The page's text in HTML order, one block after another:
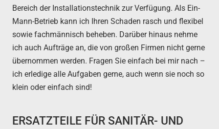
Bereich der Installationstechnik zur Verfügung. Als Ein-
Mann-Betrieb kann ich Ihren Schaden rasch und flexibel
sowie fachmännisch beheben. Darüber hinaus nehme
ich auch Aufträge an, die von großen Firmen nicht gerne
übernommen werden. Fragen Sie einfach bei mir nach –
ich erledige alle Aufgaben gerne, auch wenn sie noch so
klein oder einfach sind!
ERSATZTEILE FÜR SANITÄR- UND